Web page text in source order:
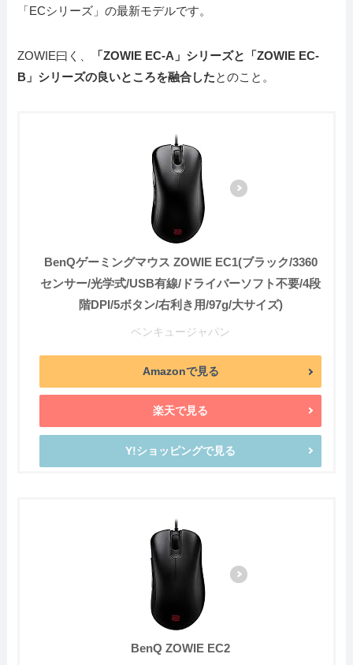
「ECシリーズ」の最新モデルです。
ZOWIE曰く、
「ZOWIE EC-A」シリーズと「ZOWIE EC-
B」シリーズの良いところを融合したとのこと。
BenQゲーミングマウス ZOWIE EC1(ブラック/3360
センサー/光学式/USB有線/ドライバーソフト不要/4段
階DPI/5ボタン/右利き用/97g/大サイズ)
ベンキュージャパン
Amazonで見る
楽天で見る
Y!ショッピングで見る
BenQ ZOWIE EC2